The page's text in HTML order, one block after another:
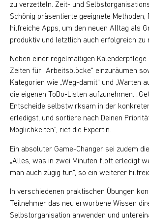
zu verzetteln. Zeit- und
Schönig präsentierte geeignete Methoden,
hilfreiche Apps, um den neuen Alltag als
produktiv und letztlich auch erfolgreich zu
Neben einer regelmäßigen Kalenderpflege
Zeiten für „Arbeitsblöcke“ einzuräumen
Kategorien wie „Weg-damit“ und „Warten
die eigenen ToDo-Listen aufzunehmen.
Entscheide selbstwirksam in der
erledigst, und sortiere nach Deinen
Möglichkeiten“, riet die Expertin.
Ein absoluter Game-Changer sei zudem
„Alles, was in zwei Minuten flott erledigt
man auch zügig tun“, so ein weiterer
In verschiedenen praktischen Übungen
Teilnehmer das neu erworbene Wissen
Selbstorganisation anwenden und